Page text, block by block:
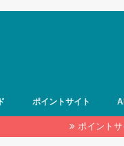
ポイントサイト
ポイント